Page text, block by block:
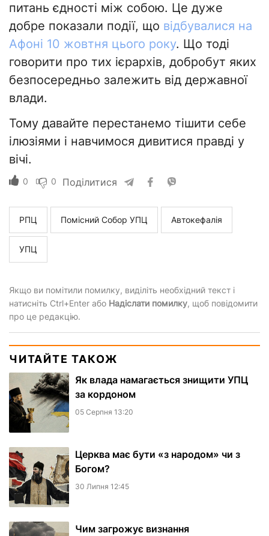
питань єдності між собою. Це дуже
добре показали події, що відбувалися на
Афоні 10 жовтня цього року. Що тоді
говорити про тих ієрархів, добробут яких
безпосередньо залежить від державної
влади.
Тому давайте перестанемо тішити себе
ілюзіями і навчимося дивитися правді у
вічі.
0 0 Поділитися
РПЦ Помісний Собор УПЦ Автокефалія
УПЦ
Якщо ви помітили помилку, виділіть необхідний текст і
натисніть Ctrl+Enter або Надіслати помилку, щоб повідомити
про це редакцію.
ЧИТАЙТЕ ТАКОЖ
Як влада намагається знищити УПЦ
за кордоном
05 Серпня 13:20
Церква має бути «з народом» чи з
Богом?
30 Липня 12:45
Чим загрожує визнання